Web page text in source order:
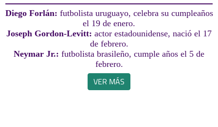
Diego Forlán: futbolista uruguayo, celebra su cumpleaños
el 19 de enero.
Joseph Gordon-Levitt: actor estadounidense, nació el 17
de febrero.
Neymar Jr.: futbolista brasileño, cumple años el 5 de
febrero.
VER MÁS